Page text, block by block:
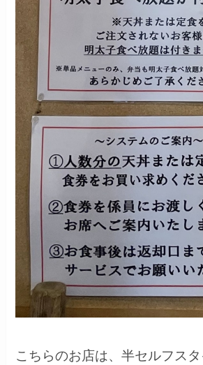
こちらのお店は、半セルフス